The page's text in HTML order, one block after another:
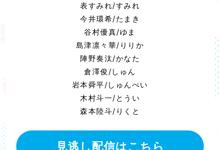
表すみれ/すみれ
今井環希/たまき
谷村優真/ゆま
島津凛々華/りりか
陣野奏汰/かなた
倉澤俊/しゅん
岩本舜平/しゅんぺい
木村斗一/とうい
森本陸斗/りくと
見逃し配信はこちら